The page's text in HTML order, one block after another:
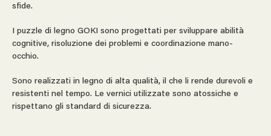
sfide.
I puzzle di legno GOKI sono progettati per sviluppare abilità
cognitive, risoluzione dei problemi e coordinazione mano-
occhio.
Sono realizzati in legno di alta qualità, il che li rende durevoli e
resistenti nel tempo. Le vernici utilizzate sono atossiche e
rispettano gli standard di sicurezza.